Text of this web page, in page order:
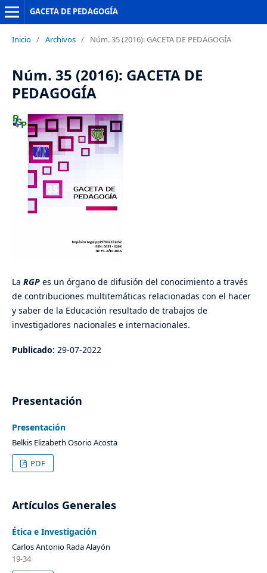
GACETA DE PEDAGOGÍA
Inicio / Archivos / Núm. 35 (2016): GACETA DE PEDAGOGÍA
Núm. 35 (2016): GACETA DE
PEDAGOGÍA
La RGPes un órgano de difusión del conocimiento a través
de contribuciones multitemáticas relacionadas con el hacer
y saber de la Educación resultado de trabajos de
investigadores nacionales e internacionales.
Publicado: 29-07-2022
Presentación
Presentación
Belkis Elizabeth Osorio Acosta
PDF
Artículos Generales
Ética e Investigación
Carlos Antonio Rada Alayón
19-34